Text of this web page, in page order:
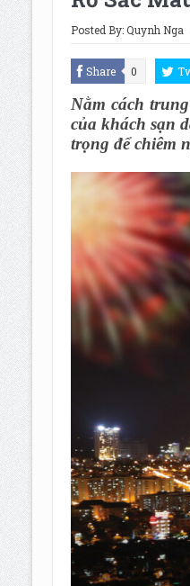
Posted By:Quynh Nga
Share 0
Nằm cách
của khách sạn
trọng để chiêm